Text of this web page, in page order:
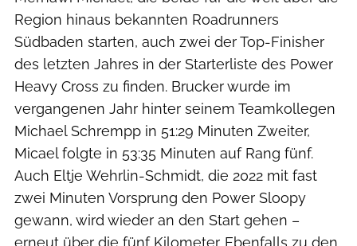
Region hinaus bekannten Roadrunners
Südbaden starten, auch zwei der Top-Finisher
des letzten Jahres in der Starterliste des Power
Heavy Cross zu finden. Brucker wurde im
vergangenen Jahr hinter seinem Teamkollegen
Michael Schrempp in 51:29 Minuten Zweiter,
Micael folgte in 53:35 Minuten auf Rang fünf.
Auch Eltje Wehrlin-Schmidt, die 2022 mit fast
zwei Minuten Vorsprung den Power Sloopy
gewann, wird wieder an den Start gehen –
erneut über die fünf Kilometer. Ebenfalls zu den